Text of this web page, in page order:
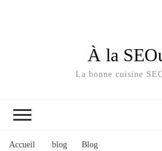
À la
La bonne cuisine
Accueil blog
Blog